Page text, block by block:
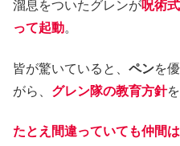
溜息をついたグレンが呪術式
って起動。
皆が驚いていると、 ペンを
がら、 グレン隊の教育方針
たとえ間違っていても仲間